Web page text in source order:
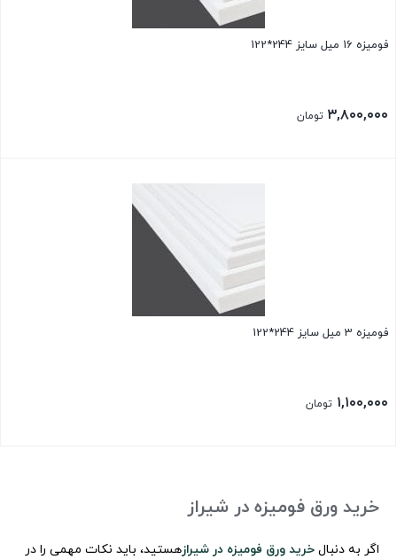
فومیزه 16 میل سایز 244*122
۳,۸۰۰,۰۰۰ تومان
فومیزه 3 میل سایز 244*122
۱,۱۰۰,۰۰۰ تومان
خرید ورق فومیزه در شیراز
اگر به دنبال خرید ورق فومیزه در شیرازهستید، باید نکات مهمی را در